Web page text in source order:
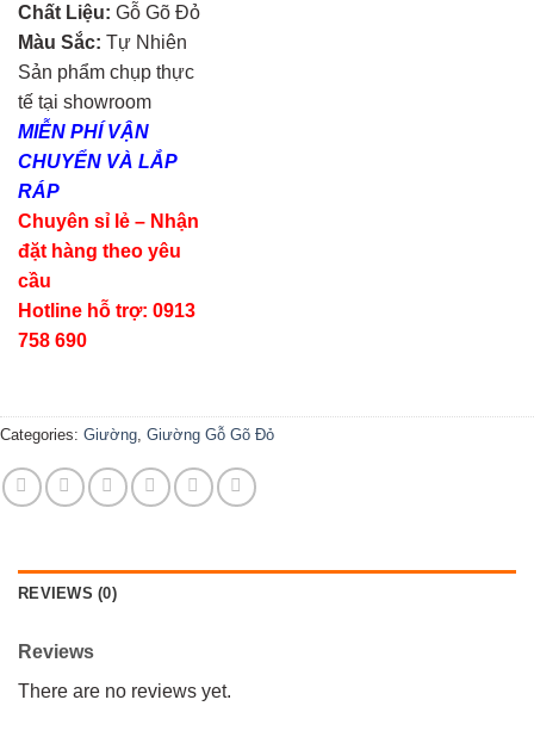
Chất Liệu: Gỗ Gõ Đỏ
Màu Sắc: Tự Nhiên
Sản phẩm chụp thực
tế tại showroom
MIỄN PHÍ VẬN
CHUYỂN VÀ LẮP
RÁP
Chuyên sỉ lẻ – Nhận
đặt hàng theo yêu
cầu
Hotline hỗ trợ: 0913
758 690
Categories: Giường Giường Gỗ Gõ Đỏ
REVIEWS (0)
Reviews
There are no reviews yet.